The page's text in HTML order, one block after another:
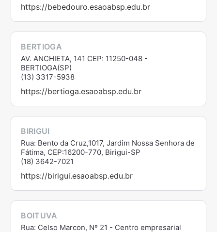
https://bebedouro.esaoabsp.edu.br
BERTIOGA
AV. ANCHIETA, 141 CEP: 11250-048 -
BERTIOGA(SP)
(13) 3317-5938
https://bertioga.esaoabsp.edu.br
BIRIGUI
Rua: Bento da Cruz,1017, Jardim Nossa Senhora de
Fátima, CEP:16200-770, Birigui-SP
(18) 3642-7021
https://birigui.esaoabsp.edu.br
BOITUVA
Rua: Celso Marcon, Nº 21 - Centro empresarial